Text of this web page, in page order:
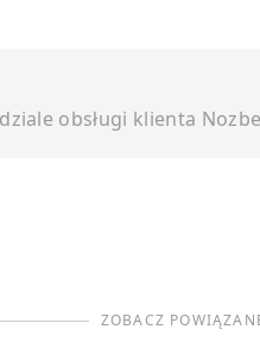
obsługi klienta
ZOBACZ